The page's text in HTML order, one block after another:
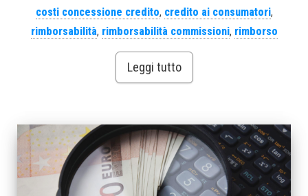
costi concessione credito, credito ai consumatori,
rimborsabilità, rimborsabilità commissioni, rimborso
Leggi tutto